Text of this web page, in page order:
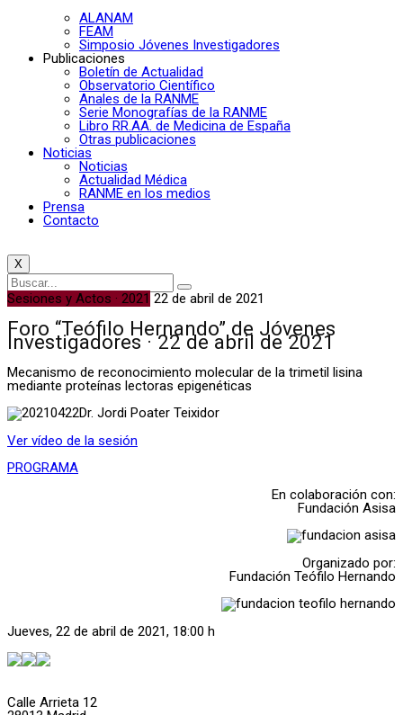
ALANAM
FEAM
Simposio Jóvenes Investigadores
Publicaciones
Boletín de Actualidad
Observatorio Científico
Anales de la RANME
Serie Monografías de la RANME
Libro RR.AA. de Medicina de España
Otras publicaciones
Noticias
Noticias
Actualidad Médica
RANME en los medios
Prensa
Contacto
X
Sesiones y Actos · 2021 22 de abril de 2021
Foro “Teófilo Hernando” de Jóvenes
Investigadores · 22 de abril de 2021
Mecanismo de reconocimiento molecular de la trimetil lisina
mediante proteínas lectoras epigenéticas
Dr. Jordi Poater Teixidor
Ver vídeo de la sesión
PROGRAMA
En colaboración con:
Fundación Asisa
Organizado por:
Fundación Teófilo Hernando
Jueves, 22 de abril de 2021, 18:00 h
Calle Arrieta 12